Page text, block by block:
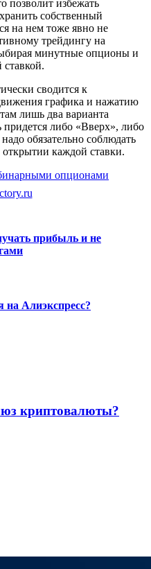
позволит избежать
собственный
на нем тоже явно не
трейдингу на
минутные опционы и
сводится к
графика и нажатию
лишь два варианта
придется либо «Вверх», либо
обязательно соблюдать
каждой ставки.
опционами
прибыль и не
Алиэкспресс?
криптовалюты?